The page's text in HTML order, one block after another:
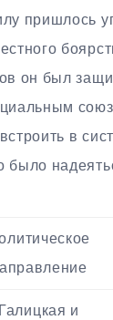
пришлось
он был
в
было
Галицкая и